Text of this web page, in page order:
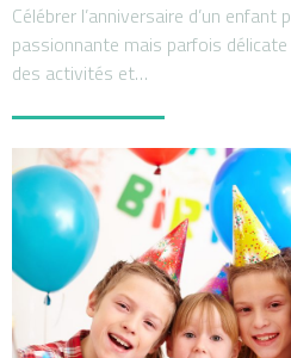
Célébrer l’anniversaire d’un
passionnante mais parfois
des activités et…